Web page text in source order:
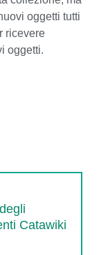
oggetti tutti
ricevere
oggetti.
Catawiki